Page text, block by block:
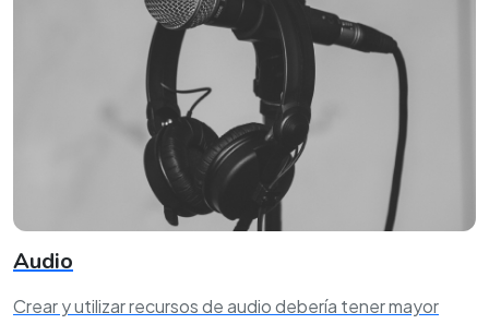
Audio
Crear y utilizar recursos de audio debería tener mayor